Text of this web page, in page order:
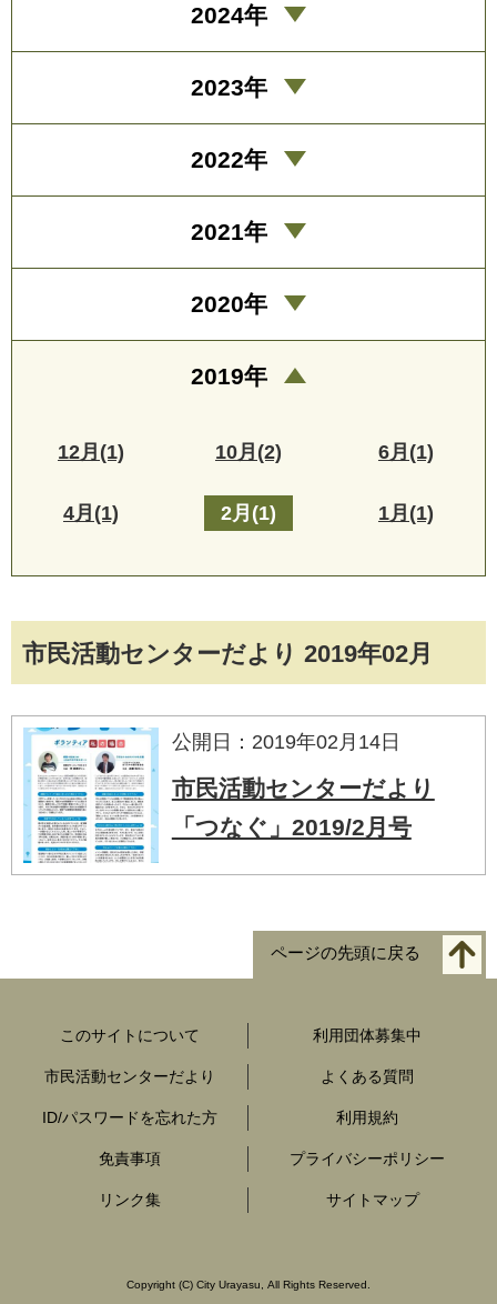
市民活動センターだより 2019年02月
公開日：2019年02月14日
市民活動センターだより
「つなぐ」2019/2月号
2024年
2023年
2022年
2021年
2020年
2019年
12月(1) 10月(2) 6月(1)
4月(1) 2月(1) 1月(1)
ページの先頭に戻る
このサイトについて 利用団体募集中
市民活動センターだより よくある質問
ID/パスワードを忘れた方 利用規約
免責事項 プライバシーポリシー
リンク集 サイトマップ
Copyright (C) City Urayasu All Rights Reserved.